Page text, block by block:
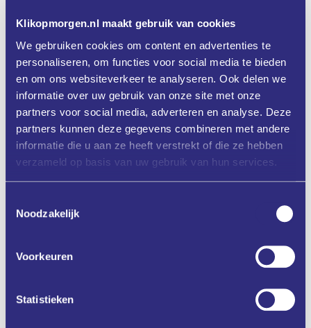
Klikopmorgen.nl maakt gebruik van cookies
We gebruiken cookies om content en advertenties te
personaliseren, om functies voor social media te bieden
en om ons websiteverkeer te analyseren. Ook delen we
informatie over uw gebruik van onze site met onze
partners voor social media, adverteren en analyse. Deze
partners kunnen deze gegevens combineren met andere
informatie die u aan ze heeft verstrekt of die ze hebben
verzameld op basis van uw gebruik van hun services.
Noodzakelijk
Voorkeuren
Statistieken
Programma
Let op: dit is een 2-daagse workshop!
Datum: 25 juni en 2 juli (deelname aan beide dagen verplicht)
Tijd 25 juni: 9.00-12.00 uur
Tijd 2 juli: 9.00 - 12.00 uur
Beatrixhaven 8b, Werkendam, 1e etage